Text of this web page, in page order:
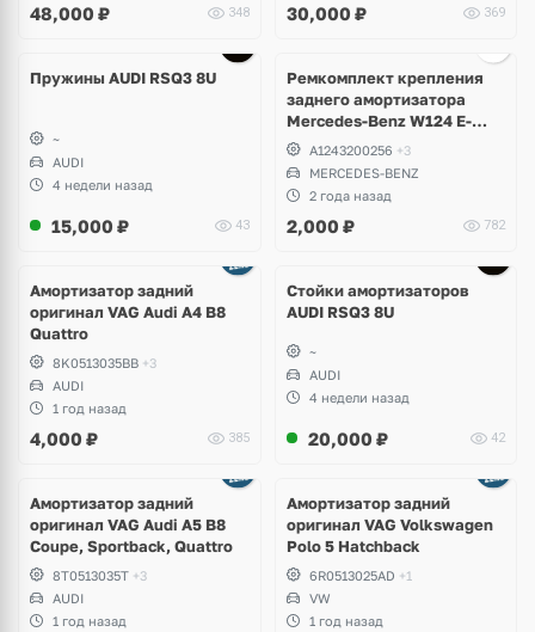
48,000 ₽ 348 30,000 ₽ 369
Пружины AUDI RSQ3 8U
~
AUDI
4 недели назад
15,000 ₽ 43
Ремкомплект крепления
заднего амортизатора
Mercedes-Benz W124 E-
Klass, W201 190, W129 SL
A1243200256 +3
MERCEDES-BENZ
2 года назад
2,000 ₽ 782
Амортизатор задний
оригинал VAG Audi A4 B8
Quattro
8K0513035BB +3
AUDI
1 год назад
4,000 ₽ 385
Стойки амортизаторов
AUDI RSQ3 8U
~
AUDI
4 недели назад
20,000 ₽ 42
Амортизатор задний
оригинал VAG Audi A5 B8
Coupe, Sportback, Quattro
8T0513035T +3
AUDI
1 год назад
Амортизатор задний
оригинал VAG Volkswagen
Polo 5 Hatchback
6R0513025AD +1
VW
1 год назад